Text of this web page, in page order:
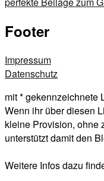
Footer
Impressum
Datenschutz
mit * gekennzeichnete
Wenn ihr über diesen
kleine Provision, ohne
unterstützt damit den
Weitere Infos dazu